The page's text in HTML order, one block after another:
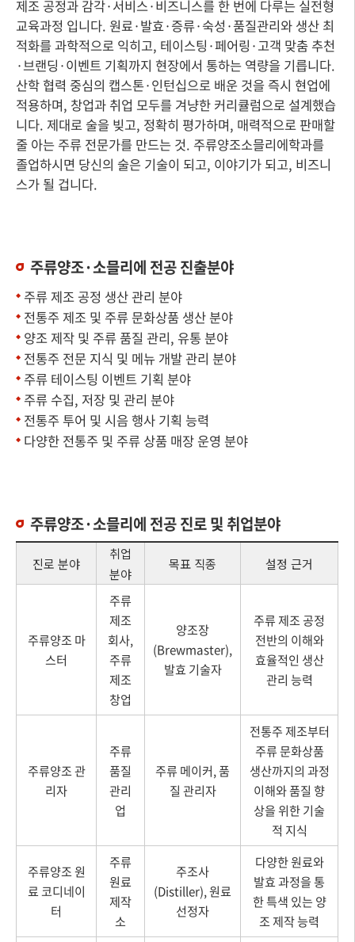
제조 공정과 감각·서비스·비즈니스를 한 번에 다루는 실전형
교육과정 입니다. 원료·발효·증류·숙성·품질관리와 생산 최
적화를 과학적으로 익히고, 테이스팅·페어링·고객 맞춤 추천
·브랜딩·이벤트 기획까지 현장에서 통하는 역량을 기릅니다.
산학 협력 중심의 캡스톤·인턴십으로 배운 것을 즉시 현업에
적용하며, 창업과 취업 모두를 겨냥한 커리큘럼으로 설계했습
니다. 제대로 술을 빚고, 정확히 평가하며, 매력적으로 판매할
줄 아는 주류 전문가를 만드는 것. 주류양조소믈리에학과를
졸업하시면 당신의 술은 기술이 되고, 이야기가 되고, 비즈니
스가 될 겁니다.
주류양조·소믈리에 전공 진출분야
주류 제조 공정 생산 관리 분야
전통주 제조 및 주류 문화상품 생산 분야
양조 제작 및 주류 품질 관리, 유통 분야
전통주 전문 지식 및 메뉴 개발 관리 분야
주류 테이스팅 이벤트 기획 분야
주류 수집, 저장 및 관리 분야
전통주 투어 및 시음 행사 기획 능력
다양한 전통주 및 주류 상품 매장 운영 분야
주류양조·소믈리에 전공 진로 및 취업분야
진로 분야
취업
분야
목표 직종 설정 근거
주류양조 마
스터
주류
제조
회사,
주류
제조
창업
양조장
(Brewmaster),
발효 기술자
주류 제조 공정
전반의 이해와
효율적인 생산
관리 능력
주류양조 관
리자
주류
품질
관리
업
주류 메이커, 품
질 관리자
전통주 제조부터
주류 문화상품
생산까지의 과정
이해와 품질 향
상을 위한 기술
적 지식
주류양조 원
료 코디네이
터
주류
원료
제작
소
주조사
(Distiller), 원료
선정자
다양한 원료와
발효 과정을 통
한 특색 있는 양
조 제작 능력